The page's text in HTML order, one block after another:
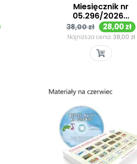
Miesięcznik nr
05.296/2026...
Cena
podstawowa
38,00 zł Cena
28,00 zł
Najniższa cena:38,00 zł
Szybki podgląd